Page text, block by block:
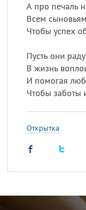
А про печаль
Всем
Чтобы успех
Пусть они
В жизнь
И помогая
Чтобы заботы
Открытка